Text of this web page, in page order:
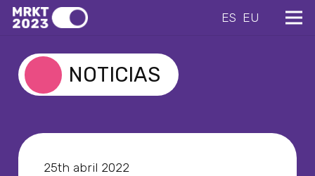
ES EU
NOTICIAS
25th abril 2022